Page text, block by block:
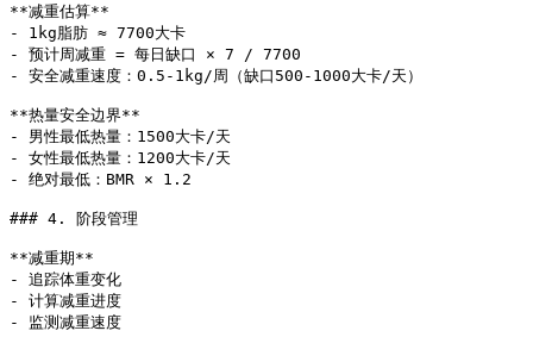
**减重估算**
- 1kg脂肪 ≈ 7700大卡
- 预计周减重 = 每日缺口 × 7 / 7700
- 安全减重速度：0.5-1kg/周（缺口500-1000大卡/天）
**热量安全边界**
- 男性最低热量：1500大卡/天
- 女性最低热量：1200大卡/天
- 绝对最低：BMR × 1.2
### 4. 阶段管理
**减重期**
- 追踪体重变化
- 计算减重进度
- 监测减重速度